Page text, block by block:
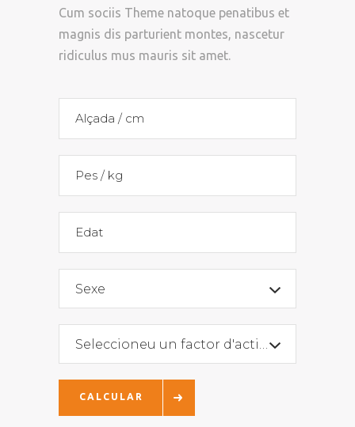
Cum sociis Theme natoque penatibus et
magnis dis parturient montes, nascetur
ridiculus mus mauris sit amet.
Sexe
Seleccioneu un factor d'activitat:
CALCULAR